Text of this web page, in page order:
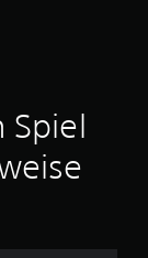
u
s
Spiel